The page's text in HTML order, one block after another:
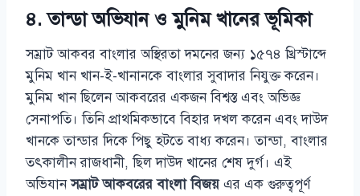
৪. তান্ডা অভিযান ও মুনিম খানের ভূমিকা
সম্রাট আকবর বাংলার অস্থিরতা দমনের জন্য ১৫৭৪ খ্রিস্টাব্দে
মুনিম খান খান-ই-খানানকে বাংলার সুবাদার নিযুক্ত করেন।
মুনিম খান ছিলেন আকবরের একজন বিশ্বস্ত এবং অভিজ্ঞ
সেনাপতি। তিনি প্রাথমিকভাবে বিহার দখল করেন এবং দাউদ
খানকে তান্ডার দিকে পিছু হটতে বাধ্য করেন। তান্ডা, বাংলার
তৎকালীন রাজধানী, ছিল দাউদ খানের শেষ দুর্গ। এই
অভিযানসম্রাট আকবরের বাংলা বিজয়এর এক গুরুত্বপূর্ণ